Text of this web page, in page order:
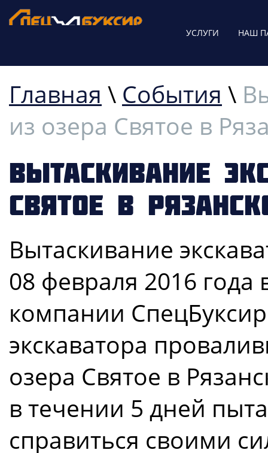
УСЛУГИ НАШ
Главная \ События \
из озера Святое в
Вытаскивание
Святое в
Вытаскивание
08 февраля 2016
компании
экскаватора
озера Святое в
в течении 5 дней
справиться своими